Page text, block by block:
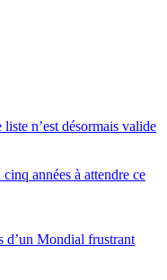
n’est désormais valide
années à attendre ce
d’un Mondial frustrant